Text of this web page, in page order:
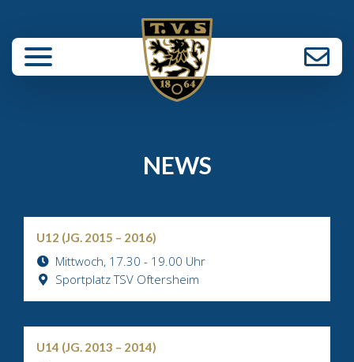
schließen
NEWS
U12 (JG. 2015 – 2016)
Mittwoch, 17.30 - 19.00 Uhr
Sportplatz TSV Oftersheim
U14 (JG. 2013 – 2014)